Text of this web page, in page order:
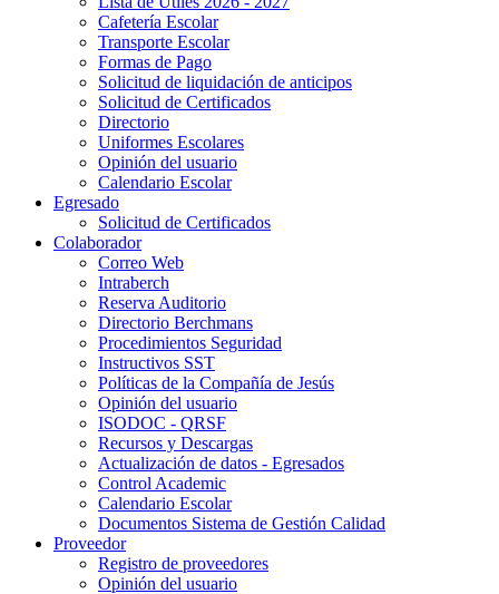
Cafetería Escolar
Transporte Escolar
Formas de Pago
Solicitud de liquidación de anticipos
Solicitud de Certificados
Directorio
Uniformes Escolares
Opinión del usuario
Calendario Escolar
Egresado
Solicitud de Certificados
Colaborador
Correo Web
Intraberch
Reserva Auditorio
Directorio Berchmans
Procedimientos Seguridad
Instructivos SST
Políticas de la Compañía de Jesús
Opinión del usuario
ISODOC - QRSF
Recursos y Descargas
Actualización de datos - Egresados
Control Academic
Calendario Escolar
Documentos Sistema de Gestión Calidad
Proveedor
Registro de proveedores
Opinión del usuario